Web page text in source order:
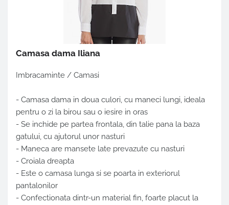
Camasa dama Iliana
Imbracaminte / Camasi
- Camasa dama in doua culori, cu maneci lungi, ideala
pentru o zi la birou sau o iesire in oras
- Se inchide pe partea frontala, din talie pana la baza
gatului, cu ajutorul unor nasturi
- Maneca are mansete late prevazute cu nasturi
- Croiala dreapta
- Este o camasa lunga si se poarta in exteriorul
pantalonilor
- Confectionata dintr-un material fin, foarte placut la